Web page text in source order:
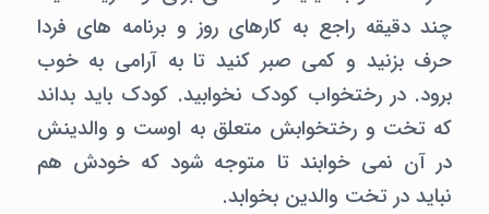
چند دقیقه راجع به کارهای روز و برنامه های فردا
حرف بزنید و کمی صبر کنید تا به آرامی به خوب
برود. در رختخواب کودک نخوابید. کودک باید بداند
که تخت و رختخوابش متعلق به اوست و والدینش
در آن نمی خوابند تا متوجه شود که خودش هم
نباید در تخت والدین بخوابد.